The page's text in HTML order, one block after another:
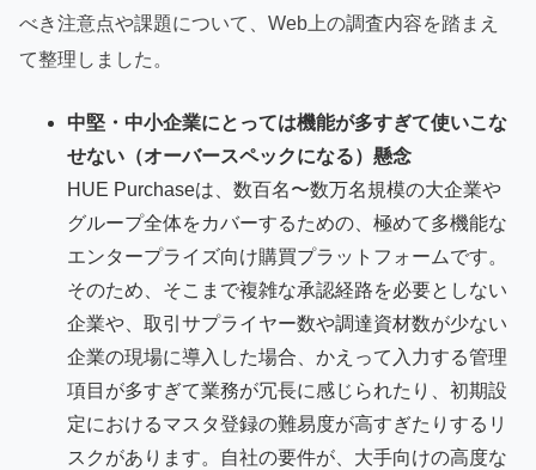
べき注意点や課題について、Web上の調査内容を踏まえ
て整理しました。
中堅・中小企業にとっては機能が多すぎて使いこな
せない（オーバースペックになる）懸念
HUE Purchaseは、数百名〜数万名規模の大企業や
グループ全体をカバーするための、極めて多機能な
エンタープライズ向け購買プラットフォームです。
そのため、そこまで複雑な承認経路を必要としない
企業や、取引サプライヤー数や調達資材数が少ない
企業の現場に導入した場合、かえって入力する管理
項目が多すぎて業務が冗長に感じられたり、初期設
定におけるマスタ登録の難易度が高すぎたりするリ
スクがあります。自社の要件が、大手向けの高度な